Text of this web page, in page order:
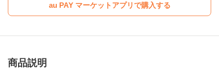
au PAY マーケットアプリで購入する
商品説明